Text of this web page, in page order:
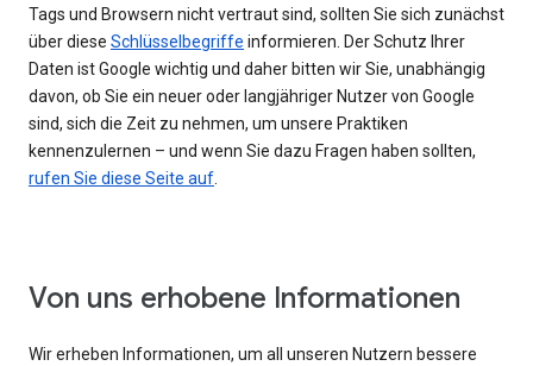
Tags und Browsern nicht vertraut sind, sollten Sie sich zunächst
über diese Schlüsselbegriffe informieren. Der Schutz Ihrer
Daten ist Google wichtig und daher bitten wir Sie, unabhängig
davon, ob Sie ein neuer oder langjähriger Nutzer von Google
sind, sich die Zeit zu nehmen, um unsere Praktiken
kennenzulernen – und wenn Sie dazu Fragen haben sollten,
rufen Sie diese Seite auf.
Von uns erhobene Informationen
Wir erheben Informationen, um all unseren Nutzern bessere